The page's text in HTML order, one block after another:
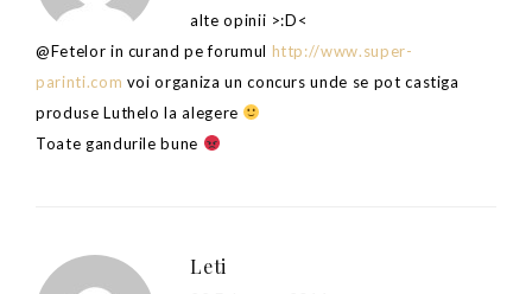
alte opinii >:D<
@Fetelor in curand pe forumul http://www.super-
parinti.com voi organiza un concurs unde se pot castiga
produse Luthelo la alegere
Toate gandurile bune
Leti